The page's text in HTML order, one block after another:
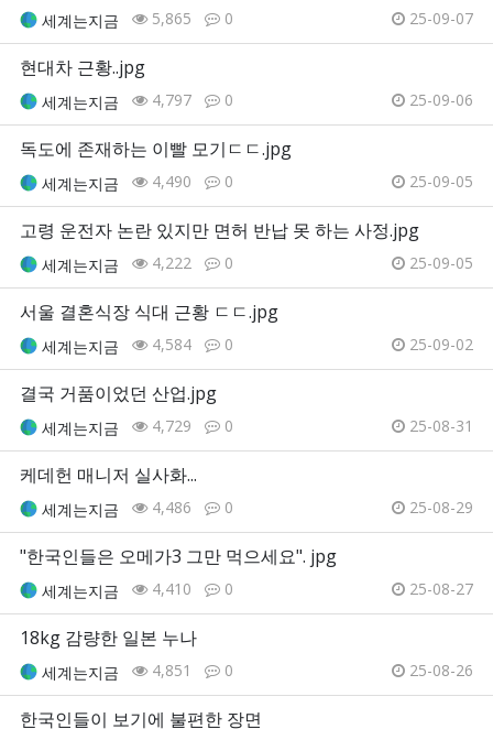
세계는지금 5,865 0 25-09-07
현대차 근황..jpg
세계는지금 4,797 0 25-09-06
독도에 존재하는 이빨 모기ㄷㄷ.jpg
세계는지금 4,490 0 25-09-05
고령 운전자 논란 있지만 면허 반납 못 하는 사정.jpg
세계는지금 4,222 0 25-09-05
서울 결혼식장 식대 근황 ㄷㄷ.jpg
세계는지금 4,584 0 25-09-02
결국 거품이었던 산업.jpg
세계는지금 4,729 0 25-08-31
케데헌 매니저 실사화...
세계는지금 4,486 0 25-08-29
"한국인들은 오메가3 그만 먹으세요". jpg
세계는지금 4,410 0 25-08-27
18kg 감량한 일본 누나
세계는지금 4,851 0 25-08-26
한국인들이 보기에 불편한 장면